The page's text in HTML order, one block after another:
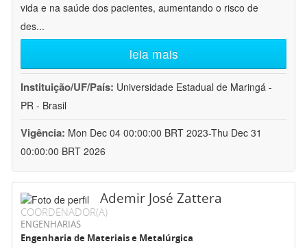
vida e na saúde dos pacientes, aumentando o risco de
des...
leia mais
Instituição/UF/País: Universidade Estadual de Maringá -
PR - Brasil
Vigência: Mon Dec 04 00:00:00 BRT 2023-Thu Dec 31
00:00:00 BRT 2026
Ademir José Zattera
COORDENADOR(A)
ENGENHARIAS
Engenharia de Materiais e Metalúrgica